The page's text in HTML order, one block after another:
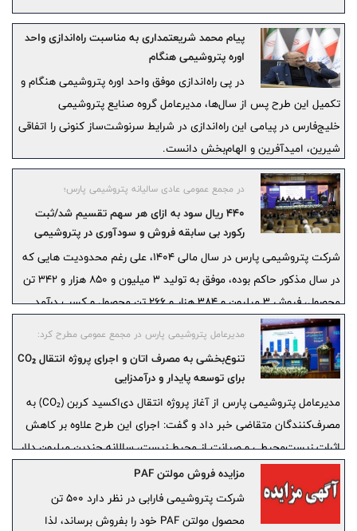
پیام محمد شریعتمداری به مناسبت راه‌اندازی واحد
اوره پتروشیمی هنگام
در پی راه‌اندازی موفق واحد اوره پتروشیمی هنگام و
تکمیل این طرح پس از سال‌ها، مدیرعامل گروه صنایع پتروشیمی
خلیج‌فارس در پیامی این راه‌اندازی در شرایط سرنوشت‌ساز کنونی را اتفاقی
شیرین، امیدآفرین و الهام‌بخش دانست.
در مجمع عمومی عادی سالیانه پتروشیمی پارس؛
440 ریال سود به ازای هر سهم تقسیم شد/ثبت
رکورد بی سابقه فروش و سودآوری در پتروشیمی
پارس
شرکت پتروشیمی پارس در سال مالی ۱۴۰۴، علی رغم محدودیت هایی که
در سال مذکور حاکم بوده، موفق به تولید 3 میلیون و 850 هزار و 342 تن
محصول، فروش 3 میلیون و 384 هزار و 266 تن محصول و کسب درآمد
عملیاتی 1.334.624 میلیارد ریال شد.
مدیرعامل پتروشیمی پارس در مجمع عمومی مطرح کرد:
تنوع‌بخشی به مصرف اتان و اجرای پروژه انتقال CO₂
برای توسعه پایدار و درآمدزایی
مدیرعامل پتروشیمی پارس از آغاز پروژه انتقال دی‌اکسید کربن (CO₂) به
مصرف‌کنندگان متقاضی خبر داد و گفت: اجرای این طرح علاوه بر کاهش
اثرات زیست‌محیطی و صیانت از محیط زیست، سالانه چندین میلیون دلار
درآمد برای شرکت به همراه خواهد داشت.
مزایده فروش مولتن PAF
شرکت پتروشیمی فارابی در نظر دارد 500 تن
محصول مولتن PAF خود را بفروش برساند، لذا